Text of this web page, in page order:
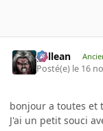
gallean
Posté(e) le 16
bonjour a toutes et
J'ai un petit souci